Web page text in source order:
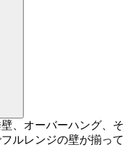
壁、オーバーハング、そ
ルレンジの壁が揃って